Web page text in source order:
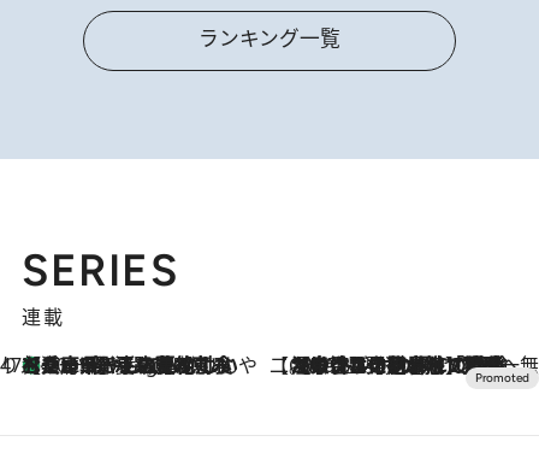
ランキング一覧
SERIES
連載
47都道府県の手みやげ ひんやりスイーツで夏を満喫
10 Hours Ago
【兵庫県】この夏絶対食べたい 冷やしておいしいおやつ3選 淡路島の恵みをジェラートに集約 【CREA×星野リゾート】唯一無二。癒しと発見が待つ場所へ
2026.8.7
【トンボの足水浴】ヒノキの香りに包まれて涼感マックス！約13℃の湧水かけ流しを避暑地「星野温泉 トンボの湯」で体験